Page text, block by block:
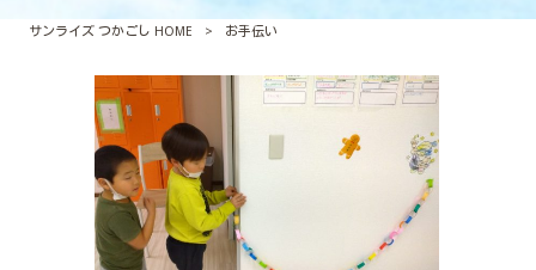
サンライズ つかごし HOME > お手伝い